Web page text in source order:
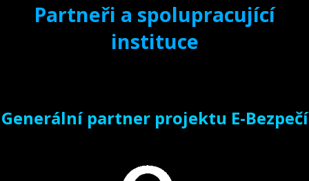
Partneři a spolupracující
instituce
Generální partner projektu E-Bezpečí